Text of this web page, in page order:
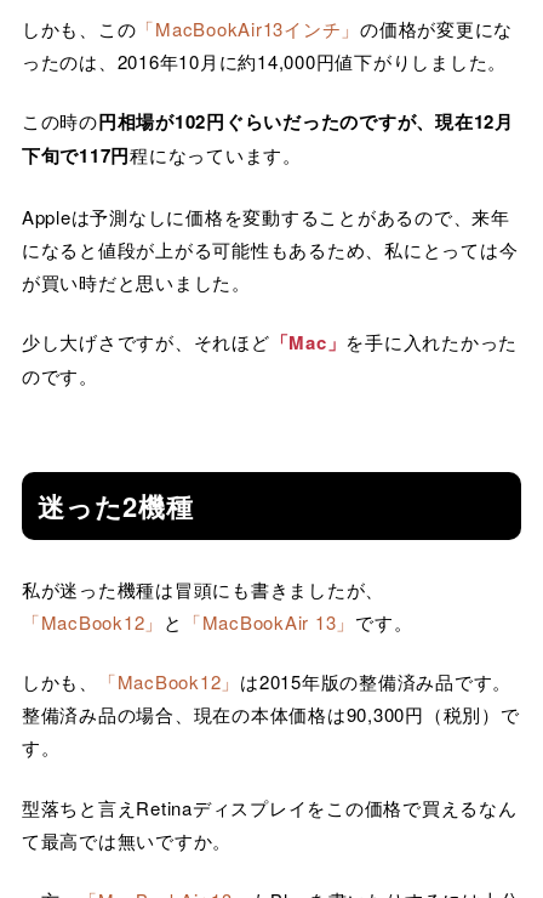
しかも、この 「MacBookAir13インチ」の価格が変更にな
ったのは、2016年10月に約14,000円値下がりしました。
この時の円相場が102円ぐらいだったのですが、現在12月
下旬で117円程になっています。
Appleは予測なしに価格を変動することがあるので、来年
になると値段が上がる可能性もあるため、私にとっては今
が買い時だと思いました。
少し大げさですが、それほど 「Mac」 を手に入れたかった
のです。
迷った2機種
私が迷った機種は冒頭にも書きましたが、
「MacBook12」 と 「MacBookAir 13」 です。
しかも、 「MacBook12」 は2015年版の整備済み品です。
整備済み品の場合、現在の本体価格は90,300円（税別）で
す。
型落ちと言えRetinaディスプレイをこの価格で買えるなん
て最高では無いですか。